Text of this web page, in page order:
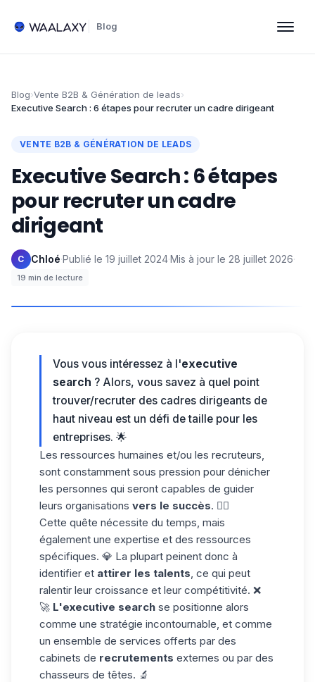
Blog
Blog›Vente B2B & Génération de leads›
Executive Search : 6 étapes pour recruter un cadre dirigeant
VENTE B2B & GÉNÉRATION DE LEADS
Executive Search : 6 étapes
pour recruter un cadre
dirigeant
C Chloé·Publié le 19 juillet 2024·Mis à jour le 28 juillet 2026·
19 min de lecture
Vous vous intéressez à l'executive
search ? Alors, vous savez à quel point
trouver/recruter des cadres dirigeants de
haut niveau est un défi de taille pour les
entreprises. 🌟
Les ressources humaines et/ou les recruteurs,
sont constamment sous pression pour dénicher
les personnes qui seront capables de guider
leurs organisations vers le succès. 😮‍💨
Cette quête nécessite du temps, mais
également une expertise et des ressources
spécifiques. 💎 La plupart peinent donc à
identifier et attirer les talents, ce qui peut
ralentir leur croissance et leur compétitivité. ❌
🚀 L'executive search se positionne alors
comme une stratégie incontournable, et comme
un ensemble de services offerts par des
cabinets de recrutements externes ou par des
chasseurs de têtes. 🔬